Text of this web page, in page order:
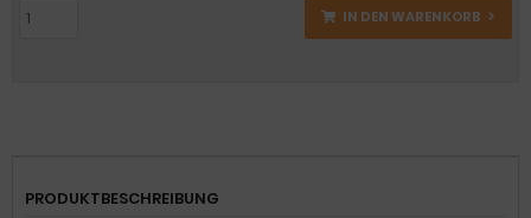
IN DEN WARENKORB
PRODUKTBESCHREIBUNG